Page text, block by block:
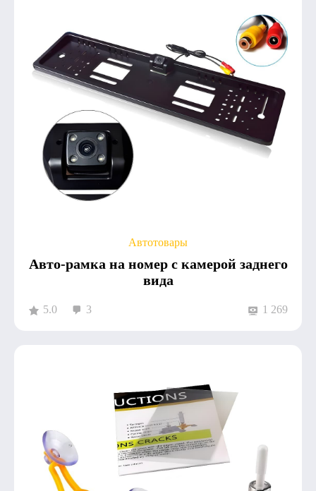
Автотовары
Авто-рамка на номер с камерой заднего
вида
5.0 3 1 269